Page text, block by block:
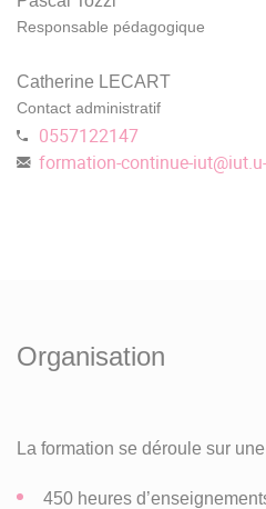
Responsable pédagogique
Catherine LECART
Contact administratif
0557122147
formation-continue-iut@
Organisation
La formation se déroule sur
450 heures